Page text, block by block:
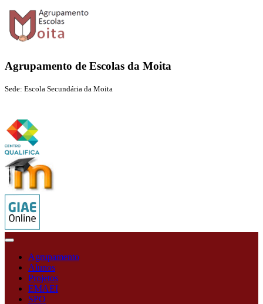
Agrupamento de Escolas da Moita
Sede: Escola Secundária da Moita
Agrupamento
Alunos
Projetos
EMAEI
SPO